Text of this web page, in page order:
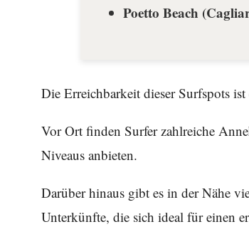
Poetto Beach
Die Erreichbarkeit dieser Surfspots
Vor Ort finden Surfer zahlreiche
Niveaus anbieten.
Darüber hinaus gibt es in der Nähe
Unterkünfte, die sich ideal für einen